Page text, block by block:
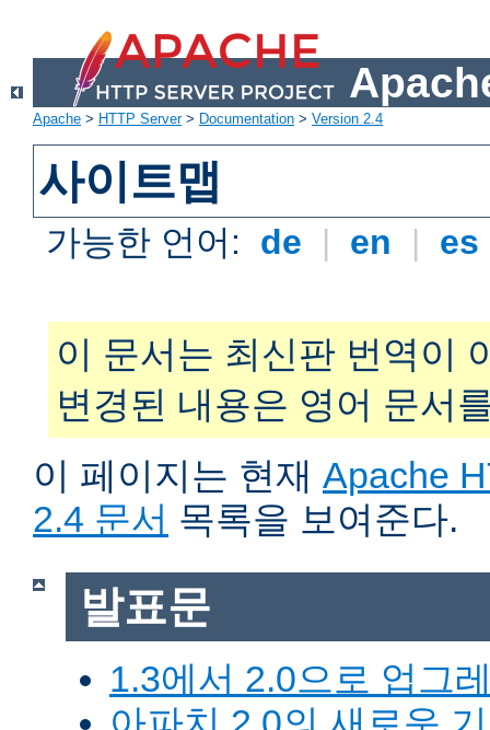
Apache > HTTP Server> Documentation > Version 2.4
사이트맵
가능한 언어: de | en | es
이 문서는 최신판 번역이
변경된 내용은 영어 문서
이 페이지는 현재 Apache
2.4 문서 목록을 보여준다.
발표문
1.3에서 2.0으로 업그